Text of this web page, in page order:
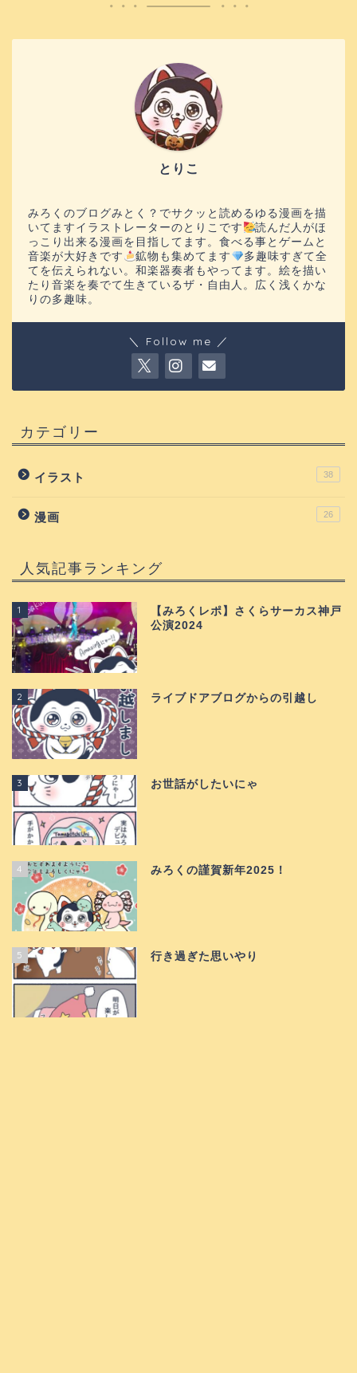
とりこ
みろくのブログみとく？でサクッと読めるゆる漫画を描
いてますイラストレーターのとりこです
読んだ人がほ
っこり出来る漫画を目指してます。食べる事とゲームと
音楽が大好きです
鉱物も集めてます
多趣味すぎて全
てを伝えられない。和楽器奏者もやってます。絵を描い
たり音楽を奏でて生きているザ・自由人。広く浅くかな
りの多趣味。
＼ Follow me ／
カテゴリー
イラスト 38
漫画 26
人気記事ランキング
1
【みろくレポ】さくらサーカス神戸
公演2024
2 ライブドアブログからの引越し
3 お世話がしたいにゃ
4 みろくの謹賀新年2025！
5 行き過ぎた思いやり